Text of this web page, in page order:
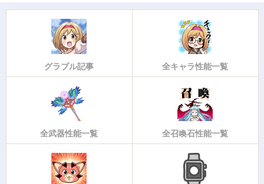
グラブル記事 全キャラ性能一覧
全武器性能一覧 全召喚石性能一覧